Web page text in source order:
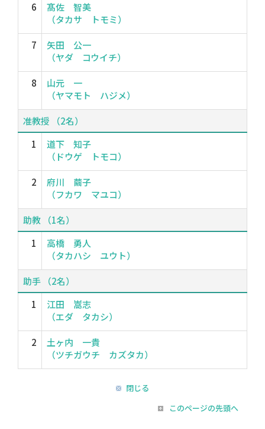
6
髙佐 智美
（タカサ トモミ）
7
矢田 公一
（ヤダ コウイチ）
8
山元 一
（ヤマモト ハジメ）
准教授 （2名）
1
道下 知子
（ドウゲ トモコ）
2
府川 繭子
（フカワ マユコ）
助教 （1名）
1
高橋 勇人
（タカハシ ユウト）
助手 （2名）
1
江田 嵩志
（エダ タカシ）
2
土ヶ内 一貴
（ツチガウチ カズタカ）
閉じる
このページの先頭へ